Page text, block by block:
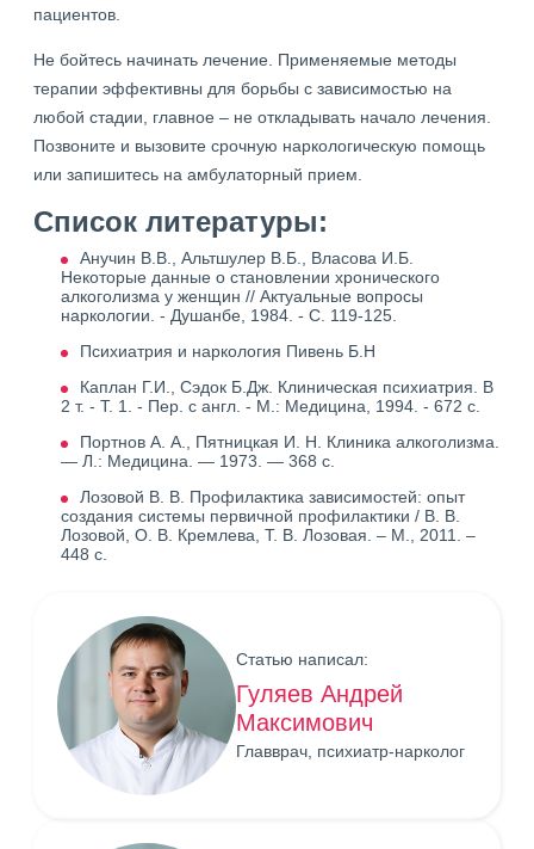
пациентов.
Не бойтесь начинать лечение. Применяемые методы
терапии эффективны для борьбы с зависимостью на
любой стадии, главное – не откладывать начало лечения.
Позвоните и вызовите срочную наркологическую помощь
или запишитесь на амбулаторный прием.
Список литературы:
Анучин В.В., Альтшулер В.Б., Власова И.Б.
Некоторые данные о становлении хронического
алкоголизма у женщин // Актуальные вопросы
наркологии. - Душанбе, 1984. - С. 119-125.
Психиатрия и наркология Пивень Б.Н
Каплан Г.И., Сэдок Б.Дж. Клиническая психиатрия. В
2 т. - Т. 1. - Пер. с англ. - М.: Медицина, 1994. - 672 с.
Портнов А. А., Пятницкая И. Н. Клиника алкоголизма.
— Л.: Медицина. — 1973. — 368 с.
Лозовой В. В. Профилактика зависимостей: опыт
создания системы первичной профилактики / В. В.
Лозовой, О. В. Кремлева, Т. В. Лозовая. – М., 2011. –
448 с.
Статью написал:
Гуляев Андрей
Максимович
Главврач, психиатр-нарколог